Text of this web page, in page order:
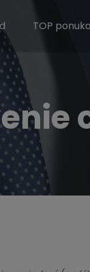
TOP ponuka